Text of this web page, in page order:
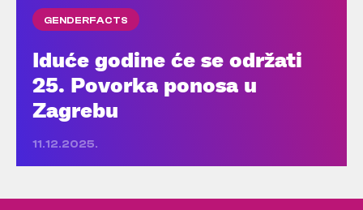
GENDERFACTS
Iduće godine će se održati
25. Povorka ponosa u
Zagrebu
11.12.2025.